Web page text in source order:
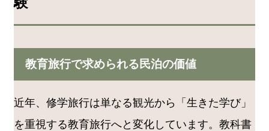
教育旅行で求められる民泊の価値
近年、修学旅行は単なる観光から「生きた学び」
を重視する教育旅行へと変化しています。教科書